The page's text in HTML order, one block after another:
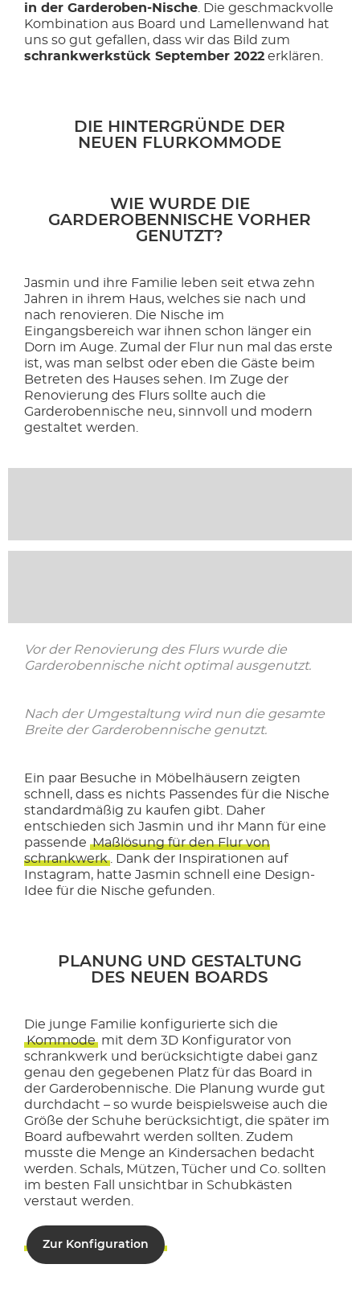
in der Garderoben-Nische . Die geschmackvolle
Kombination aus Board und Lamellenwand hat
uns so gut gefallen, dass wir das Bild zum
schrankwerkstück September 2022 erklären.
DIE HINTERGRÜNDE DER
NEUEN FLURKOMMODE
WIE WURDE DIE
GARDEROBENNISCHE VORHER
GENUTZT?
Jasmin und ihre Familie leben seit etwa zehn
Jahren in ihrem Haus, welches sie nach und
nach renovieren. Die Nische im
Eingangsbereich war ihnen schon länger ein
Dorn im Auge. Zumal der Flur nun mal das erste
ist, was man selbst oder eben die Gäste beim
Betreten des Hauses sehen. Im Zuge der
Renovierung des Flurs sollte auch die
Garderobennische neu, sinnvoll und modern
gestaltet werden.
Vor der Renovierung des Flurs wurde die
Garderobennische nicht optimal ausgenutzt.
Nach der Umgestaltung wird nun die gesamte
Breite der Garderobennische genutzt.
Ein paar Besuche in Möbelhäusern zeigten
schnell, dass es nichts Passendes für die Nische
standardmäßig zu kaufen gibt. Daher
entschieden sich Jasmin und ihr Mann für eine
passende Maßlösung für den Flur von
schrankwerk
. Dank der Inspirationen auf
Instagram, hatte Jasmin schnell eine Design-
Idee für die Nische gefunden.
PLANUNG UND GESTALTUNG
DES NEUEN BOARDS
Die junge Familie konfigurierte sich die
Kommode mit dem 3D Konfigurator von
schrankwerk und berücksichtigte dabei ganz
genau den gegebenen Platz für das Board in
der Garderobennische. Die Planung wurde gut
durchdacht – so wurde beispielsweise auch die
Größe der Schuhe berücksichtigt, die später im
Board aufbewahrt werden sollten. Zudem
musste die Menge an Kindersachen bedacht
werden. Schals, Mützen, Tücher und Co. sollten
im besten Fall unsichtbar in Schubkästen
verstaut werden.
Zur Konfiguration